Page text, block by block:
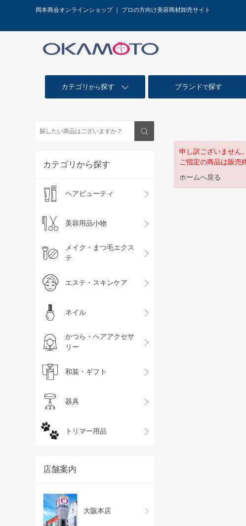
岡本商会オンラインショップ ｜ プロの方向け美容商材卸売サイト
カテゴリ から探す ブランドで探す
カテゴリから探す
ヘアビューティ
美容用品小物
メイク・まつ毛エクス
テ
エステ・スキンケア
ネイル
かつら・ヘアアクセサ
リー
和装・ギフト
器具
トリマー用品
店舗案内
大阪本店
申し訳ございません。
ご指定の商品は販売
ホームへ戻る